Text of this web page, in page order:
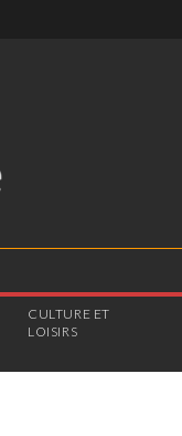
CULTURE ET
LOISIRS